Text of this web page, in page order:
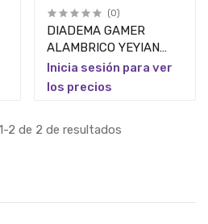
(0)
DIADEMA GAMER
ALAMBRICO YEYIAN
GAMER FORCE S3000
3.5MM CAMUFLAJE
PIEZA
Inicia sesión para ver
los precios
2 de 2 de resultados